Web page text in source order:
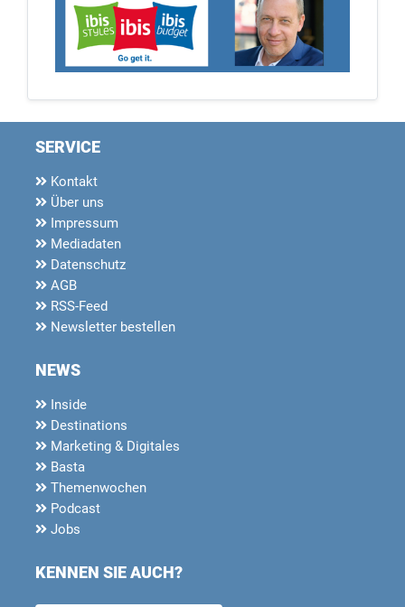
SERVICE
Kontakt
Über uns
Impressum
Mediadaten
Datenschutz
AGB
RSS-Feed
Newsletter bestellen
NEWS
Inside
Destinations
Marketing & Digitales
Basta
Themenwochen
Podcast
Jobs
KENNEN SIE AUCH?